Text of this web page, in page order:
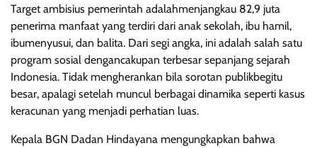
Target ambisius pemerintah adalahmenjangkau 82,9 juta
penerima manfaat yang terdiri dari anak sekolah, ibu hamil,
ibumenyusui, dan balita. Dari segi angka, ini adalah salah satu
program sosial dengancakupan terbesar sepanjang sejarah
Indonesia. Tidak mengherankan bila sorotan publikbegitu
besar, apalagi setelah muncul berbagai dinamika seperti kasus
keracunan yang menjadi perhatian luas.
Kepala BGN Dadan Hindayana mengungkapkan bahwa